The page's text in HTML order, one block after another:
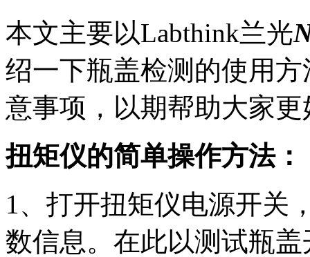
本文主要以Labthink兰光
绍一下瓶盖检测的使用
意事项，以期帮助大家
扭矩仪的简单操作方法：
1、打开扭矩仪电源开关
数信息。在此以测试瓶